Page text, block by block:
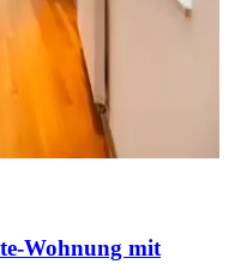
Wohnung mit